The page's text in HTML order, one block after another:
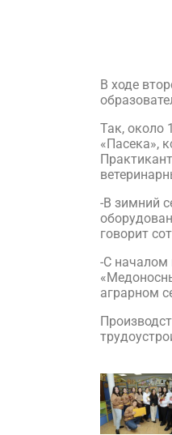
В ходе
Так, около
«Пасека»,
-В зимний
говорит
-С началом
аграрном